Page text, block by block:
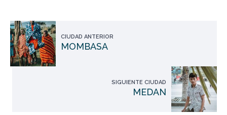
CIUDAD ANTERIOR
MOMBASA
SIGUIENTE CIUDAD
MEDAN